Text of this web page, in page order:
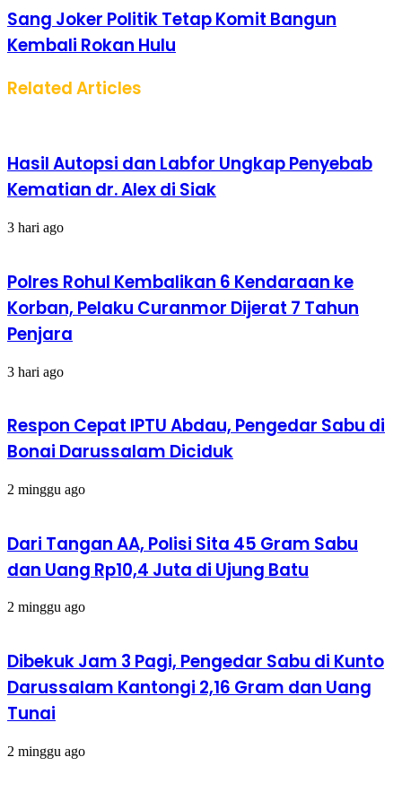
Sang Joker Politik Tetap Komit Bangun
Kembali Rokan Hulu
Related Articles
Hasil Autopsi dan Labfor Ungkap Penyebab
Kematian dr. Alex di Siak
3 hari ago
Polres Rohul Kembalikan 6 Kendaraan ke
Korban, Pelaku Curanmor Dijerat 7 Tahun
Penjara
3 hari ago
Respon Cepat IPTU Abdau, Pengedar Sabu di
Bonai Darussalam Diciduk
2 minggu ago
Dari Tangan AA, Polisi Sita 45 Gram Sabu
dan Uang Rp10,4 Juta di Ujung Batu
2 minggu ago
Dibekuk Jam 3 Pagi, Pengedar Sabu di Kunto
Darussalam Kantongi 2,16 Gram dan Uang
Tunai
2 minggu ago